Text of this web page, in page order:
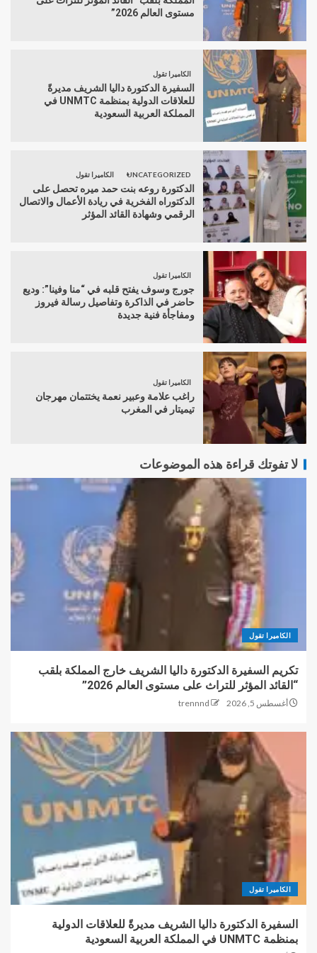
مستوى العالم 2026”
الكاميرا تقول
السفيرة الدكتورة داليا الشريف مديرةً
للعلاقات الدولية بمنظمة UNMTC في
المملكة العربية السعودية
UNCATEGORIZED الكاميرا تقول
الدكتورة روعه بنت حمد ميره تحصل على
الدكتوراه الفخرية في ريادة الأعمال والاتصال
الرقمي وشهادة القائد المؤثر
الكاميرا تقول
جورج وسوف يفتح قلبه في “منا وفينا”: وديع
حاضر في الذاكرة وتفاصيل رسالة فيروز
ومفاجأة فنية جديدة
الكاميرا تقول
راغب علامة وعبير نعمة يختتمان مهرجان
تيميتار في المغرب
لا تفوتك قراءة هذه الموضوعات
الكاميرا تقول
تكريم السفيرة الدكتورة داليا الشريف خارج المملكة بلقب
“القائد المؤثر للتراث على مستوى العالم 2026”
أغسطس 5, 2026 trennnd
الكاميرا تقول
السفيرة الدكتورة داليا الشريف مديرةً للعلاقات الدولية
بمنظمة UNMTC في المملكة العربية السعودية